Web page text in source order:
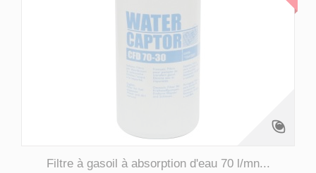
Filtre à gasoil à absorption d'eau 70 l/mn...